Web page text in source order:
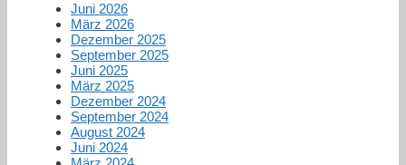
Juni 2026
März 2026
Dezember 2025
September 2025
Juni 2025
März 2025
Dezember 2024
September 2024
August 2024
Juni 2024